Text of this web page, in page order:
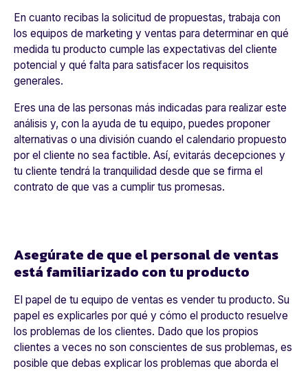
En cuanto recibas la solicitud de propuestas, trabaja con
los equipos de marketing y ventas para determinar en qué
medida tu producto cumple las expectativas del cliente
potencial y qué falta para satisfacer los requisitos
generales.
Eres una de las personas más indicadas para realizar este
análisis y, con la ayuda de tu equipo, puedes proponer
alternativas o una división cuando el calendario propuesto
por el cliente no sea factible. Así, evitarás decepciones y
tu cliente tendrá la tranquilidad desde que se firma el
contrato de que vas a cumplir tus promesas.
Asegúrate de que el personal de ventas
está familiarizado con tu producto
El papel de tu equipo de ventas es vender tu producto. Su
papel es explicarles por qué y cómo el producto resuelve
los problemas de los clientes. Dado que los propios
clientes a veces no son conscientes de sus problemas, es
posible que debas explicar los problemas que aborda el